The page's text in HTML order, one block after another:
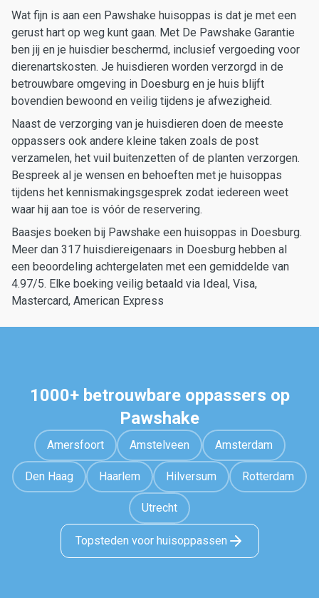
Wat fijn is aan een Pawshake huisoppas is dat je met een
gerust hart op weg kunt gaan. Met De Pawshake Garantie
ben jij en je huisdier beschermd, inclusief vergoeding voor
dierenartskosten. Je huisdieren worden verzorgd in de
betrouwbare omgeving in Doesburg en je huis blijft
bovendien bewoond en veilig tijdens je afwezigheid.
Naast de verzorging van je huisdieren doen de meeste
oppassers ook andere kleine taken zoals de post
verzamelen, het vuil buitenzetten of de planten verzorgen.
Bespreek al je wensen en behoeften met je huisoppas
tijdens het kennismakingsgesprek zodat iedereen weet
waar hij aan toe is vóór de reservering.
Baasjes boeken bij Pawshake een huisoppas in Doesburg.
Meer dan 317 huisdiereigenaars in Doesburg hebben al
een beoordeling achtergelaten met een gemiddelde van
4.97/5. Elke boeking veilig betaald via Ideal, Visa,
Mastercard, American Express
1000+ betrouwbare oppassers op
Pawshake
Amersfoort Amstelveen Amsterdam
Den Haag Haarlem Hilversum Rotterdam
Utrecht
Topsteden voor huisoppassen